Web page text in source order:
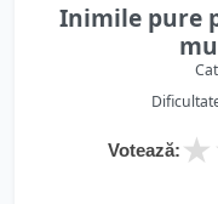
Inimile pure
Votează: ★